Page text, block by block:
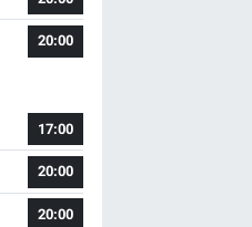
20:00
17:00
20:00
20:00